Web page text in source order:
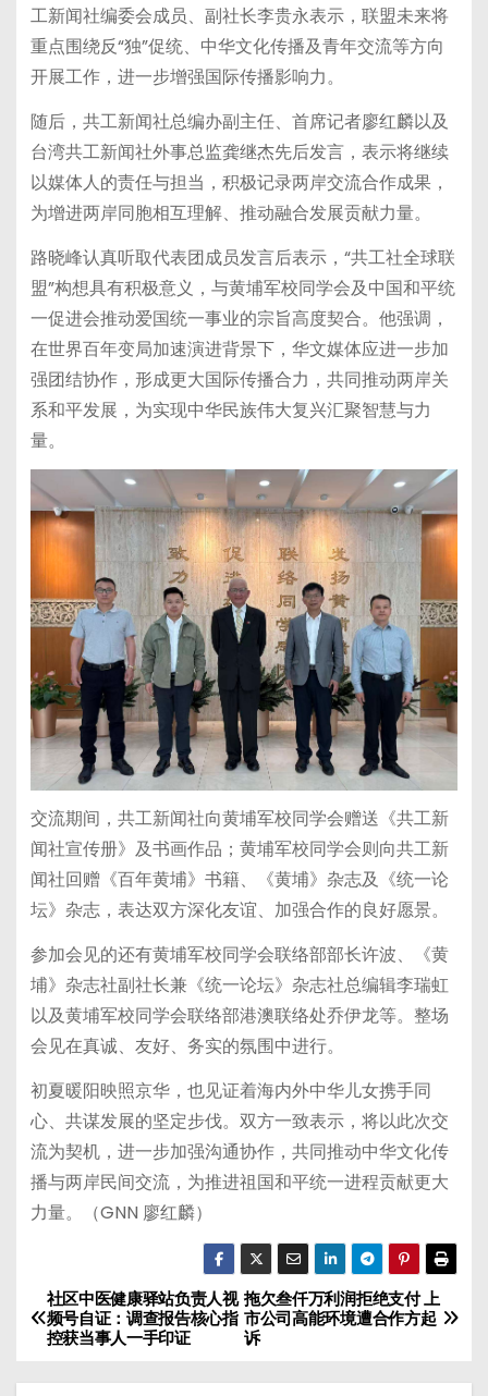
工新闻社编委会成员、副社长李贵永表示，联盟未来将
重点围绕反“独”促统、中华文化传播及青年交流等方向
开展工作，进一步增强国际传播影响力。
随后，共工新闻社总编办副主任、首席记者廖红麟以及
台湾共工新闻社外事总监龚继杰先后发言，表示将继续
以媒体人的责任与担当，积极记录两岸交流合作成果，
为增进两岸同胞相互理解、推动融合发展贡献力量。
路晓峰认真听取代表团成员发言后表示，“共工社全球联
盟”构想具有积极意义，与黄埔军校同学会及中国和平统
一促进会推动爱国统一事业的宗旨高度契合。他强调，
在世界百年变局加速演进背景下，华文媒体应进一步加
强团结协作，形成更大国际传播合力，共同推动两岸关
系和平发展，为实现中华民族伟大复兴汇聚智慧与力
量。
交流期间，共工新闻社向黄埔军校同学会赠送《共工新
闻社宣传册》及书画作品；黄埔军校同学会则向共工新
闻社回赠《百年黄埔》书籍、《黄埔》杂志及《统一论
坛》杂志，表达双方深化友谊、加强合作的良好愿景。
参加会见的还有黄埔军校同学会联络部部长许波、《黄
埔》杂志社副社长兼《统一论坛》杂志社总编辑李瑞虹
以及黄埔军校同学会联络部港澳联络处乔伊龙等。整场
会见在真诚、友好、务实的氛围中进行。
初夏暖阳映照京华，也见证着海内外中华儿女携手同
心、共谋发展的坚定步伐。双方一致表示，将以此次交
流为契机，进一步加强沟通协作，共同推动中华文化传
播与两岸民间交流，为推进祖国和平统一进程贡献更大
力量。（GNN 廖红麟）
文
章
拖欠叁仟万利润拒绝支付 上
市公司高能环境遭合作方起
诉
社区中医健康驿站负责人视
频号自证：调查报告核心指
控获当事人一手印证